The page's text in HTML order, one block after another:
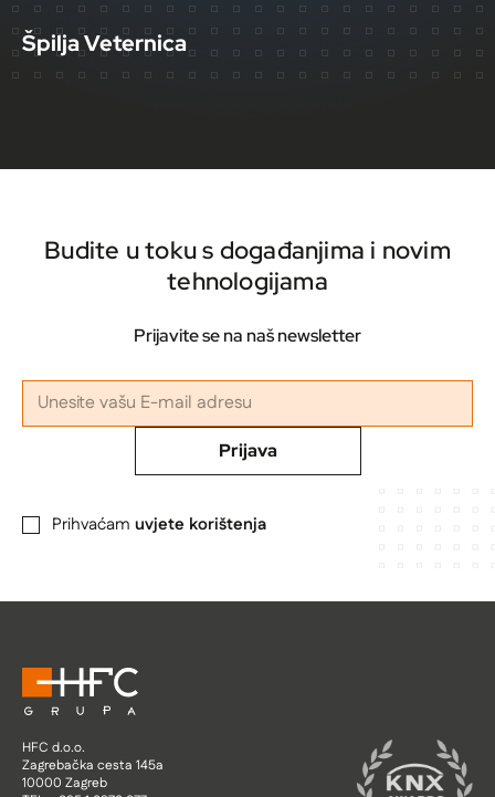
Špilja Veternica
Budite u toku s događanjima i novim
tehnologijama
Prijavite se na naš newsletter
Prijava
Prihvaćam uvjete korištenja
HFC d.o.o.
Zagrebačka cesta 145a
10000 Zagreb